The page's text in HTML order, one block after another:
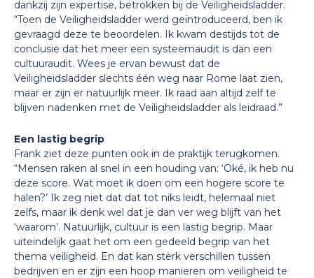
dankzij zijn expertise, betrokken bij de Veiligheidsladder.
“Toen de Veiligheidsladder werd geïntroduceerd, ben ik
gevraagd deze te beoordelen. Ik kwam destijds tot de
conclusie dat het meer een systeemaudit is dan een
cultuuraudit. Wees je ervan bewust dat de
Veiligheidsladder slechts één weg naar Rome laat zien,
maar er zijn er natuurlijk meer. Ik raad aan altijd zelf te
blijven nadenken met de Veiligheidsladder als leidraad.”
Een lastig begrip
Frank ziet deze punten ook in de praktijk terugkomen.
“Mensen raken al snel in een houding van: ‘Oké, ik heb nu
deze score. Wat moet ik doen om een hogere score te
halen?’ Ik zeg niet dat dat tot niks leidt, helemaal niet
zelfs, maar ik denk wel dat je dan ver weg blijft van het
‘waarom’. Natuurlijk, cultuur is een lastig begrip. Maar
uiteindelijk gaat het om een gedeeld begrip van het
thema veiligheid. En dat kan sterk verschillen tussen
bedrijven en er zijn een hoop manieren om veiligheid te